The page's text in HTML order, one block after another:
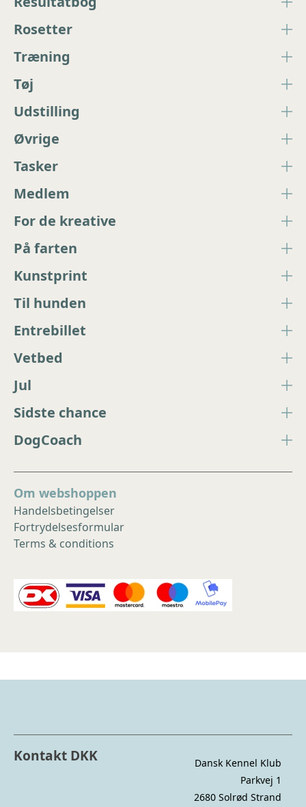
Rosetter
Træning
Tøj
Udstilling
Øvrige
Tasker
Medlem
For de kreative
På farten
Kunstprint
Til hunden
Entrebillet
Vetbed
Jul
Sidste chance
DogCoach
Om webshoppen
Handelsbetingelser
Fortrydelsesformular
Terms & conditions
Kontakt DKK
Dansk Kennel Klub
Parkvej 1
2680 Solrød Strand